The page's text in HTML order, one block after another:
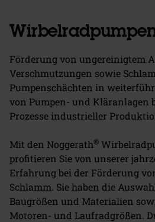
Förderung von ungereinigtem
Verschmutzungen sowie
Pumpenschächten in
von Pumpen- und Kläranlagen
Prozesse industrieller
Mit den Noggerath®
profitieren Sie von unserer
Erfahrung bei der Förderung
Schlamm. Sie haben die
Baugrößen und Materialien
Motoren- und Laufradgrößen.